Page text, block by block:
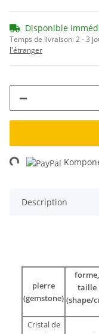
Disponible
Temps de livraison:2 - 3
l'étranger
Description
pierre
(gemstone)
forme,
taille
(shape/
Cristal de